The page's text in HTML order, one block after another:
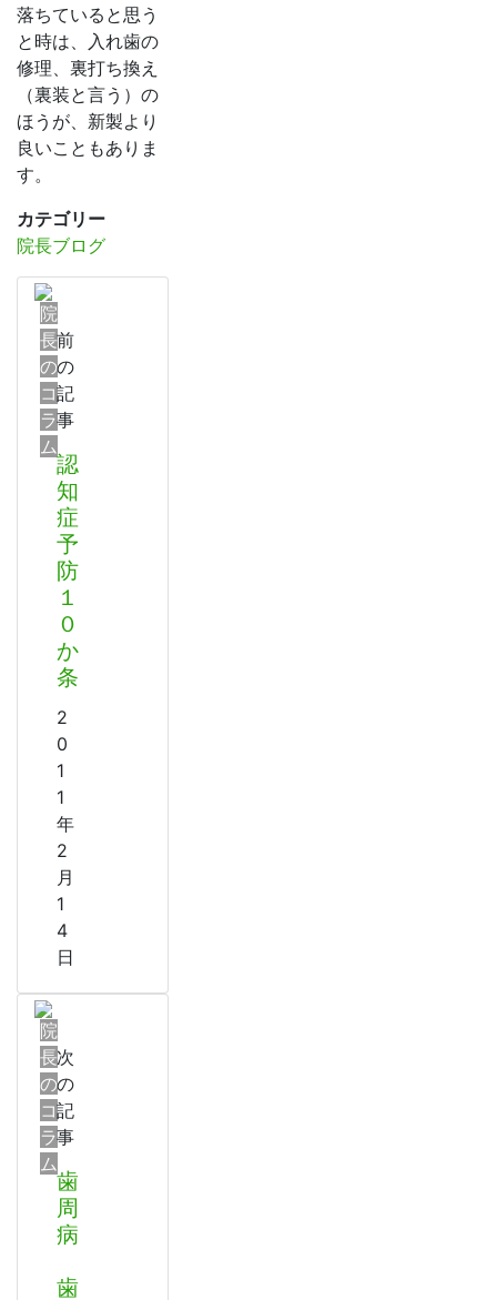
落ちていると思う
と時は、入れ歯の
修理、裏打ち換え
（裏装と言う）の
ほうが、新製より
良いこともありま
す。
カテゴリー
院長ブログ
院
長
の
コ
ラ
ム
前
の
記
事
認
知
症
予
防
１
０
か
条
2
0
1
1
年
2
月
1
4
日
院
長
の
コ
ラ
ム
次
の
記
事
歯
周
病
歯